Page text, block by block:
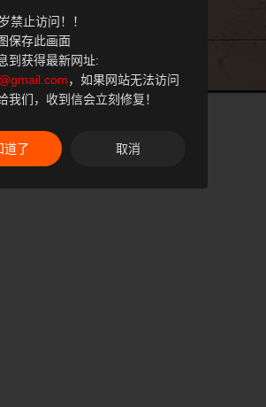
禁止访问！！
保存此画面
到获得最新网址:
，如果网站无法访问
我们，收到信会立刻修复！
道了 取消